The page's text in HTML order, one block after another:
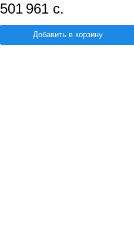
501 961 с.
Добавить в корзину